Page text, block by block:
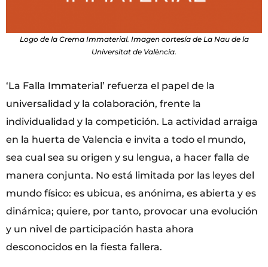
Logo de la Crema Immaterial. Imagen cortesía de La Nau de la
Universitat de València.
‘La Falla Immaterial’ refuerza el papel de la
universalidad y la colaboración, frente la
individualidad y la competición. La actividad arraiga
en la huerta de Valencia e invita a todo el mundo,
sea cual sea su origen y su lengua, a hacer falla de
manera conjunta. No está limitada por las leyes del
mundo físico: es ubicua, es anónima, es abierta y es
dinámica; quiere, por tanto, provocar una evolución
y un nivel de participación hasta ahora
desconocidos en la fiesta fallera.